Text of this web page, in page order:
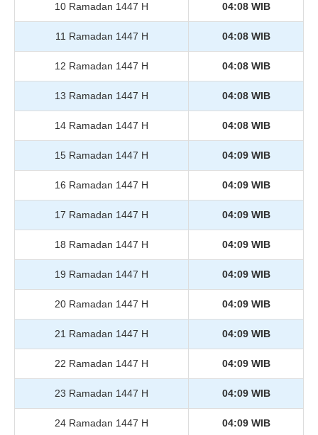
10 Ramadan 1447 H 04:08 WIB
11 Ramadan 1447 H 04:08 WIB
12 Ramadan 1447 H 04:08 WIB
13 Ramadan 1447 H 04:08 WIB
14 Ramadan 1447 H 04:08 WIB
15 Ramadan 1447 H 04:09 WIB
16 Ramadan 1447 H 04:09 WIB
17 Ramadan 1447 H 04:09 WIB
18 Ramadan 1447 H 04:09 WIB
19 Ramadan 1447 H 04:09 WIB
20 Ramadan 1447 H 04:09 WIB
21 Ramadan 1447 H 04:09 WIB
22 Ramadan 1447 H 04:09 WIB
23 Ramadan 1447 H 04:09 WIB
24 Ramadan 1447 H 04:09 WIB